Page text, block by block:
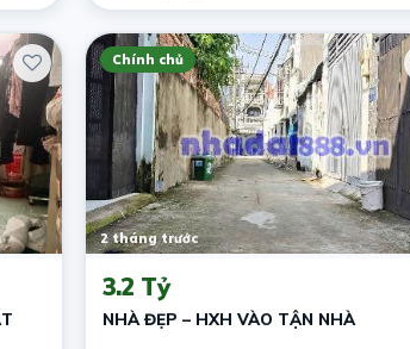
Chính chủ
2 tháng trước
3.2 Tỷ
NHÀ ĐẸP – HXH VÀO TẬN NHÀ